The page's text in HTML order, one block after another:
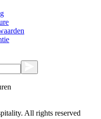
All rights reserved